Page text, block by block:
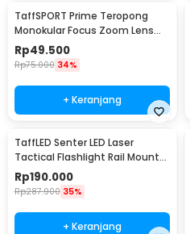
TaffSPORT Prime Teropong
Monokular Focus Zoom Lens
16x52 66M/8000M - TF16
Rp49.500
Rp75.000 34%
+ Keranjang
TaffLED Senter LED Laser
Tactical Flashlight Rail Mount
200 Lumens - JGSD
Rp190.000
Rp287.900 35%
+ Keranjang